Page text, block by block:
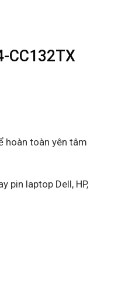
CC132TX
hoàn toàn yên tâm
pin laptop Dell, HP,